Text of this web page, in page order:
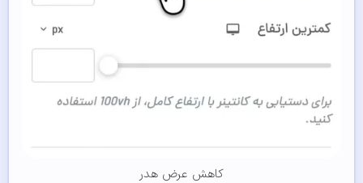
کاهش عرض هدر